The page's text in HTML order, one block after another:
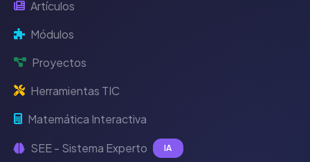
Artículos
Módulos
Proyectos
Herramientas TIC
Matemática Interactiva
SEE - Sistema Experto IA